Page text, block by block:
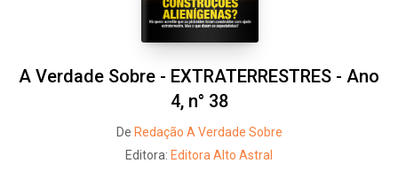
A Verdade Sobre - EXTRATERRESTRES - Ano
4, n° 38
De Redação A Verdade Sobre
Editora: Editora Alto Astral